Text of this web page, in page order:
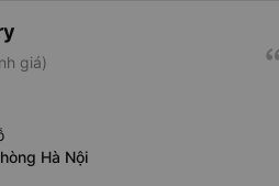
giá)
Hà Nội